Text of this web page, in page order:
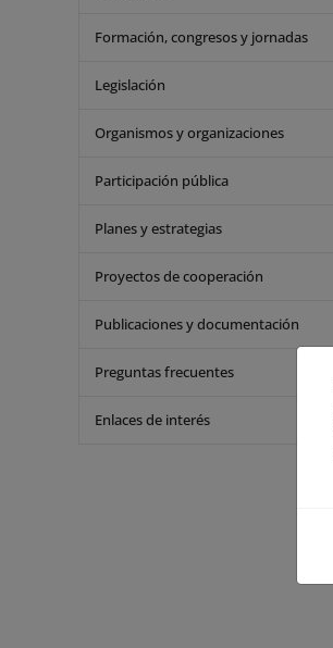
Formación, congresos y jornadas
Legislación
Organismos y organizaciones
Participación pública
Planes y estrategias
Proyectos de cooperación
Publicaciones y documentación
Preguntas frecuentes
Enlaces de interés